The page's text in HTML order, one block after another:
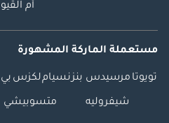
أم
مستعملة الماركة المشهورة
تويوتا مرسيدس بنزنسياملكزس
شيفروليه متسوبيشي